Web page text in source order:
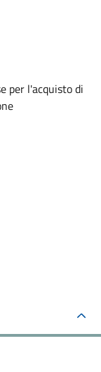
per l'acquisto di